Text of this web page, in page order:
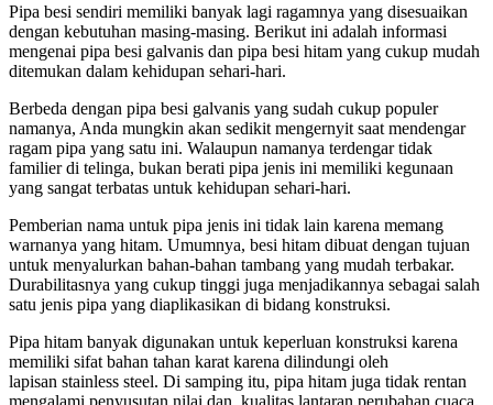
Pipa besi sendiri memiliki banyak lagi ragamnya yang disesuaikan
dengan kebutuhan masing-masing. Berikut ini adalah informasi
mengenai pipa besi galvanis dan pipa besi hitam yang cukup mudah
ditemukan dalam kehidupan sehari-hari.
Berbeda dengan pipa besi galvanis yang sudah cukup populer
namanya, Anda mungkin akan sedikit mengernyit saat mendengar
ragam pipa yang satu ini. Walaupun namanya terdengar tidak
familier di telinga, bukan berati pipa jenis ini memiliki kegunaan
yang sangat terbatas untuk kehidupan sehari-hari.
Pemberian nama untuk pipa jenis ini tidak lain karena memang
warnanya yang hitam. Umumnya, besi hitam dibuat dengan tujuan
untuk menyalurkan bahan-bahan tambang yang mudah terbakar.
Durabilitasnya yang cukup tinggi juga menjadikannya sebagai salah
satu jenis pipa yang diaplikasikan di bidang konstruksi.
Pipa hitam banyak digunakan untuk keperluan konstruksi karena
memiliki sifat bahan tahan karat karena dilindungi oleh
lapisan stainless steel. Di samping itu, pipa hitam juga tidak rentan
mengalami penyusutan nilai dan kualitas lantaran perubahan cuaca.